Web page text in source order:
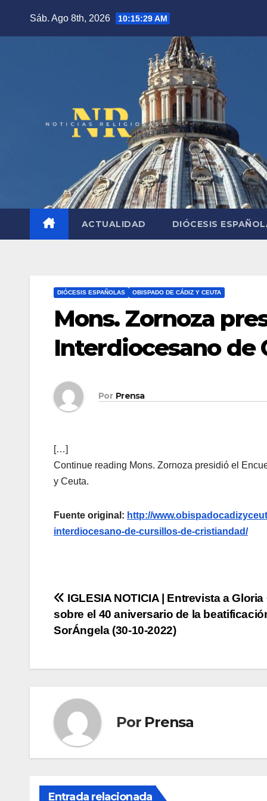
Sáb. Ago 8th, 2026 10:15:30 AM
ACTUALIDAD DIÓCESIS
DIÓCESIS ESPAÑOLAS OBISPADO DE CÁDIZ Y CEUTA
Mons. Zornoza
Interdiocesano de
Por Prensa
[…]
Continue reading Mons. Zornoza presidió el
y Ceuta.
Fuente original: http://
interdiocesano-de-cursillos-de-cristiandad/
Navegación
de
IGLESIA NOTICIA | Entrevista a
sobre el 40 aniversario de la
SorÁngela (30-10-2022)
Por Prensa
Entrada relacionada